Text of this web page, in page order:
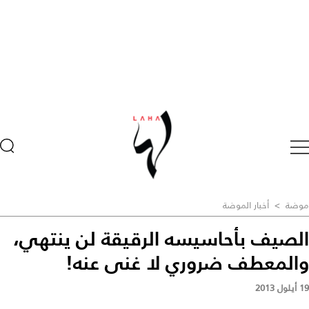
موضة > أخبار الموضة
الصيف بأحاسيسه الرقيقة لن ينتهي،
والمعطف ضروري لا غنى عنه!
19 أيلول 2013